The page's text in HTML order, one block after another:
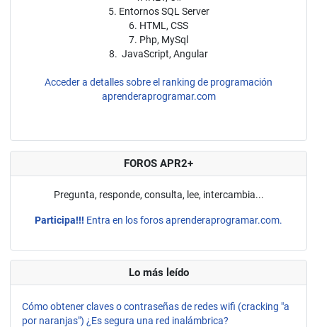
5. Entornos SQL Server
6. HTML, CSS
7. Php, MySql
8. JavaScript, Angular
Acceder a detalles sobre el ranking de programación
aprenderaprogramar.com
FOROS APR2+
Pregunta, responde, consulta, lee, intercambia...
Participa!!! Entra en los foros aprenderaprogramar.com.
Lo más leído
Cómo obtener claves o contraseñas de redes wifi (cracking "a
por naranjas") ¿Es segura una red inalámbrica?